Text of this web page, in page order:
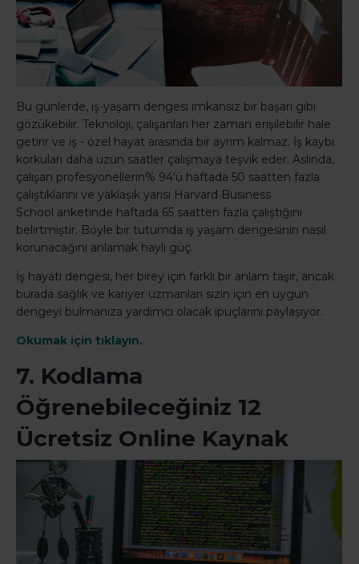
Bu günlerde, iş-yaşam dengesi imkansız bir başarı gibi
gözükebilir. Teknoloji, çalışanları her zaman erişilebilir hale
getirir ve iş - özel hayat arasında bir ayrım kalmaz. İş kaybı
korkuları daha uzun saatler çalışmaya teşvik eder. Aslında,
çalışan profesyonellerin% 94'ü haftada 50 saatten fazla
çalıştıklarını ve yaklaşık yarısı Harvard Business
School anketinde haftada 65 saatten fazla çalıştığını
belirtmiştir. Böyle bir tutumda iş yaşam dengesinin nasıl
korunacağını anlamak hayli güç.
İş hayatı dengesi, her birey için farklı bir anlam taşır, ancak
burada sağlık ve kariyer uzmanları sizin için en uygun
dengeyi bulmanıza yardımcı olacak ipuçlarını paylaşıyor.
Okumak için tıklayın.
7. Kodlama
Öğrenebileceğiniz 12
Ücretsiz Online Kaynak